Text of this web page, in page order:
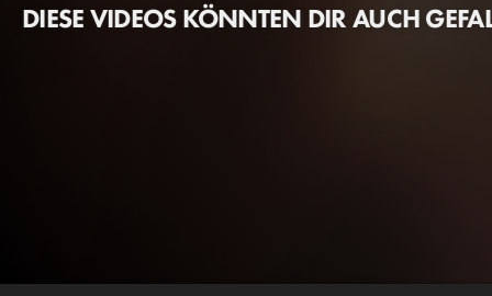
DIESE VIDEOS KÖNNTEN DIR AUCH